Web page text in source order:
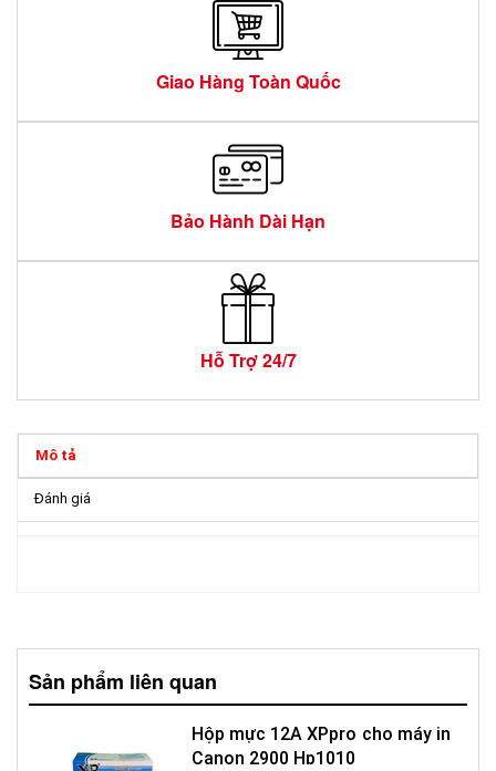
Giao Hàng Toàn Quốc
Bảo Hành Dài Hạn
Hỗ Trợ 24/7
Mô tả
Đánh giá
Sản phẩm liên quan
Hộp mực 12A XPpro cho máy in
Canon 2900 Hp1010